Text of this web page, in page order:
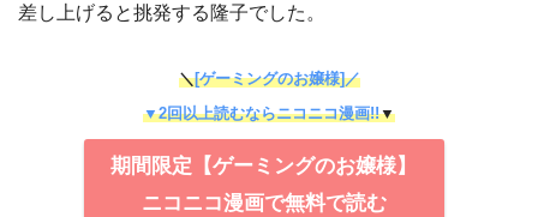
差し上げると挑発する隆子でした。
＼[ゲーミングのお嬢様]／
▼2回以上読むならニコニコ漫画!!▼
期間限定【ゲーミングのお嬢様】
ニコニコ漫画で無料で読む